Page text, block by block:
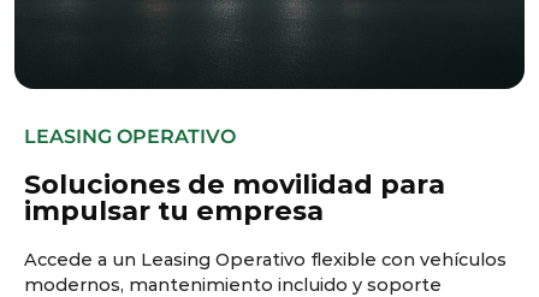
LEASING OPERATIVO
Soluciones de movilidad para
impulsar tu empresa
Accede a un Leasing Operativo flexible con vehículos
modernos, mantenimiento incluido y soporte